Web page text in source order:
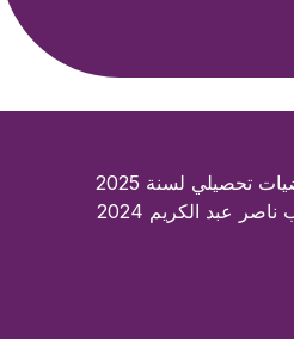
تحصيلي لسنة 2025
عبد الكريم 2024